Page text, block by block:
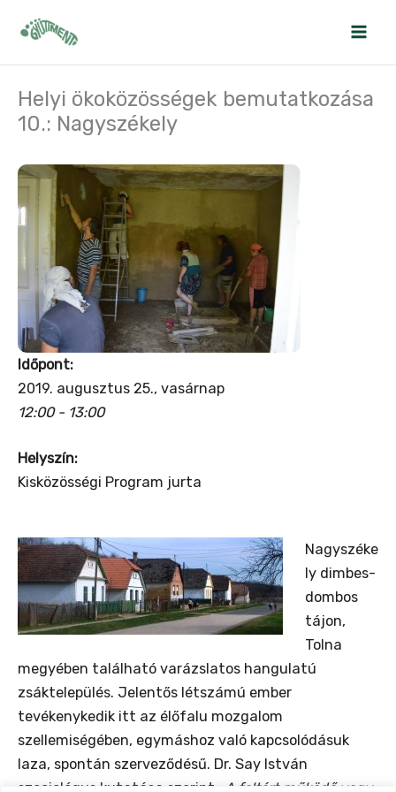
Helyi ökoközösségek bemutatkozása
10.: Nagyszékely
Időpont:
2019. augusztus 25., vasárnap
12:00 - 13:00
Helyszín:
Kisközösségi Program jurta
Nagyszéke
ly dimbes-
dombos
tájon,
Tolna
megyében található varázslatos hangulatú
zsáktelepülés. Jelentős létszámú ember
tevékenykedik itt az élőfalu mozgalom
szellemiségében, egymáshoz való kapcsolódásuk
laza, spontán szerveződésű. Dr. Say István
szociológus kutatása szerint „A feltárt működő vagy